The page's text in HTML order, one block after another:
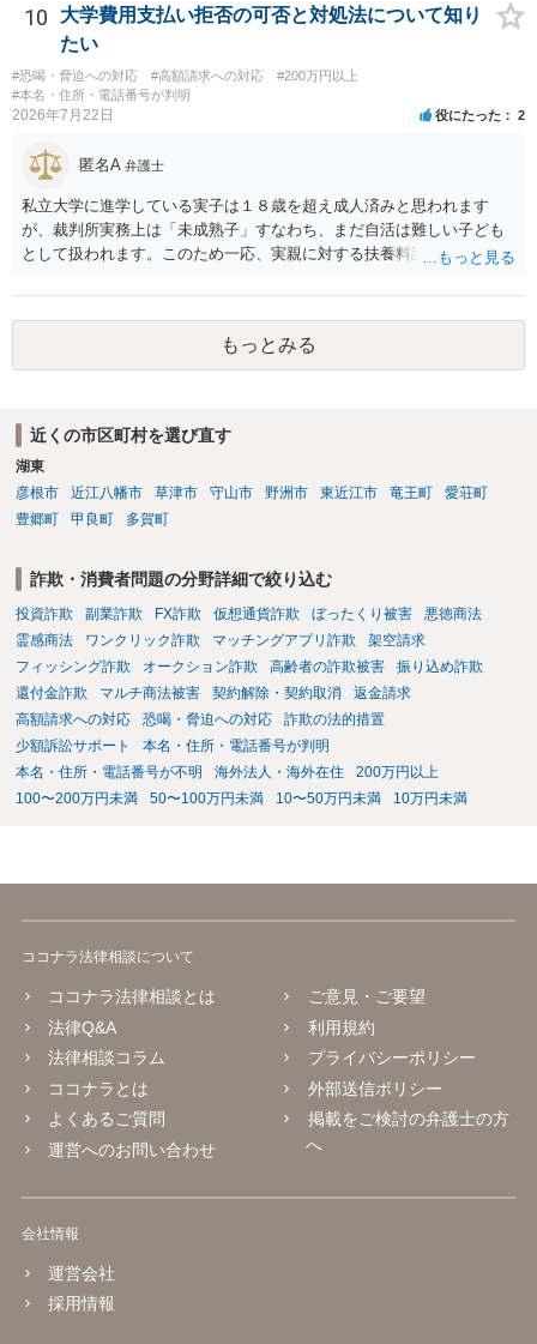
いては弁護士として能力不足なのかもしれません。相手にしない方が
良いと思います。ただ、仮想通貨詐欺の被害回復は現実的には難しい
かもしれません。
10
大学費用支払い拒否の可否と対処法について知り
たい
#恐喝・脅迫への対応 #高額請求への対応
#200万円以上
#本名・住所・電話番号が判明
2026年7月22日 役にたった 2
匿名A 弁護士
私立大学に進学している実子は１８歳を超え成人済みと思われます
が、裁判所実務上は「未成熟子」すなわち、まだ自活は難しい子ども
として扱われます。このため一応、実親に対する扶養料請求として法
者宛に養育費を支払っており、当該養育費は実子の進学費用の趣旨も
一部含まれています。また、私立大学進学について貴殿が了解したわ
けではないという事情も存在します。 こうした場合には、支払を拒ん
だとしても学費の請求が裁判所によって強制される可能性は低いとい
もっとみる
近くの市区町村を選び直す
湖東
彦根市
近江八幡市 草津市 守山市 野洲市 東近江市 竜王町
愛荘町
豊郷町
甲良町 多賀町
詐欺・消費者問題の分野詳細で絞り込む
投資詐欺 副業詐欺 FX詐欺 仮想通貨詐欺 ぼったくり被害
悪徳商法
霊感商法
ワンクリック詐欺 マッチングアプリ詐欺
架空請求
フィッシング詐欺
オークション詐欺 高齢者の詐欺被害
振り込め詐欺
還付金詐欺
マルチ商法被害 契約解除・契約取消
返金請求
高額請求への対応
恐喝・脅迫への対応
詐欺の法的措置
少額訴訟サポート
本名・住所・電話番号が判明
本名・住所・電話番号が不明
海外法人・海外在住
200万円以上
100〜200万円未満
50〜100万円未満 10〜50万円未満 10万円未満
ココナラ法律相談について
ココナラ法律相談とは
法律Q&A
法律相談コラム
ココナラとは
よくあるご質問
運営へのお問い合わせ
ご意見・ご要望
利用規約
プライバシーポリシー
外部送信ポリシー
掲載をご検討の弁護士の方
へ
会社情報
運営会社
採用情報